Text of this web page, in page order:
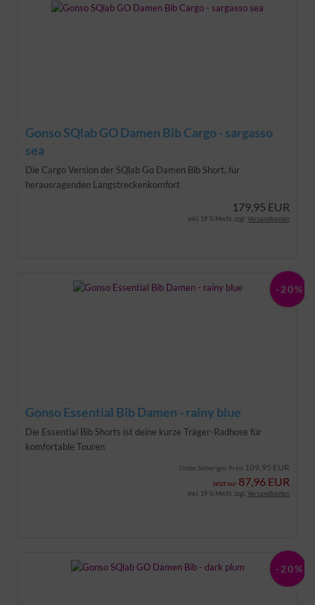
Gonso SQlab GO Damen Bib Cargo - sargasso
sea
Die Cargo Version der SQlab Go Damen Bib Short, für
herausragenden Langstreckenkomfort
179,95 EUR
inkl. 19 % MwSt. zzgl. Versandkosten
Gonso Essential Bib Damen - rainy blue
Die Essential Bib Shorts ist deine kurze Träger-Radhose für
komfortable Touren
Unser bisheriger Preis 109,95 EUR
Jetzt nur 87,96 EUR
-20%
inkl. 19 % MwSt. zzgl. Versandkosten
-20%